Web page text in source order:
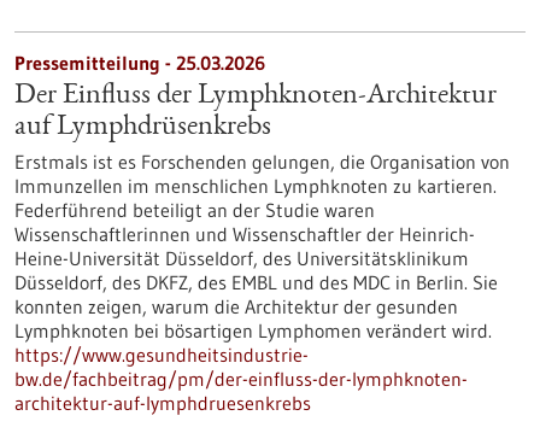
Pressemitteilung - 25.03.2026
Der Einfluss der Lymphknoten-Architektur
auf Lymphdrüsenkrebs
Erstmals ist es Forschenden gelungen, die Organisation von
Immunzellen im menschlichen Lymphknoten zu kartieren.
Federführend beteiligt an der Studie waren
Wissenschaftlerinnen und Wissenschaftler der Heinrich-
Heine-Universität Düsseldorf, des Universitätsklinikum
Düsseldorf, des DKFZ, des EMBL und des MDC in Berlin. Sie
konnten zeigen, warum die Architektur der gesunden
Lymphknoten bei bösartigen Lymphomen verändert wird.
https://www.gesundheitsindustrie-
bw.de/fachbeitrag/pm/der-einfluss-der-lymphknoten-
architektur-auf-lymphdruesenkrebs